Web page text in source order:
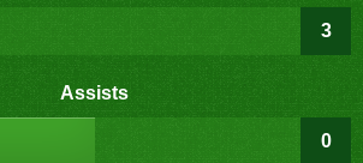
3
Assists
0